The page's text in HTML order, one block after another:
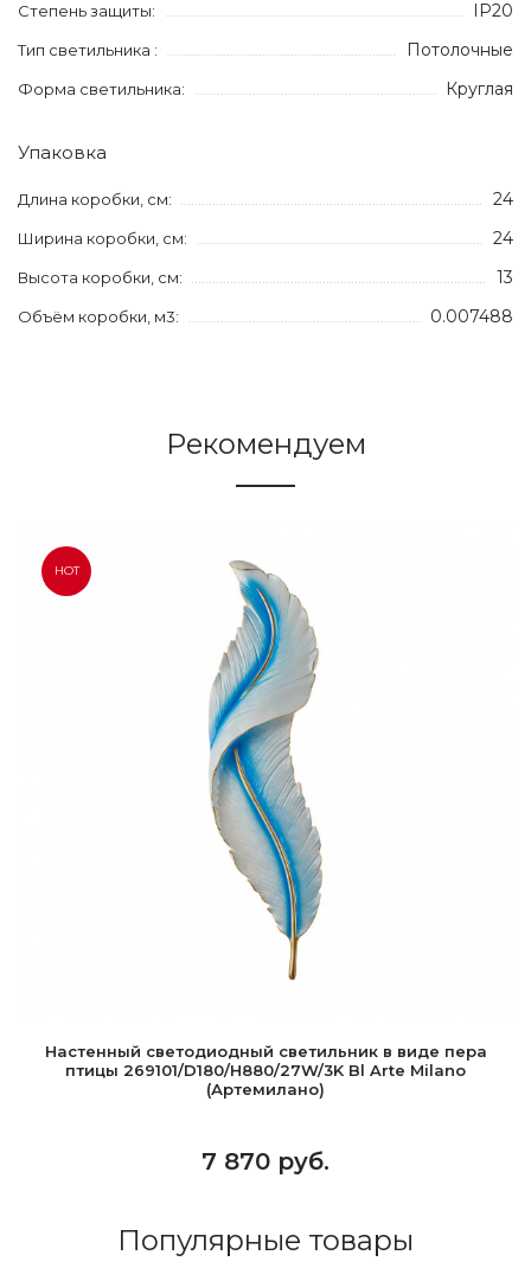
Степень защиты: IP20
Тип светильника : Потолочные
Форма светильника: Круглая
Упаковка
Длина коробки, см: 24
Ширина коробки, см: 24
Высота коробки, см: 13
Объём коробки, м3: 0.007488
Рекомендуем
HOT
Настенный светодиодный светильник в виде пера
птицы 269101/D180/H880/27W/3K Bl Arte Milano
(Артемилано)
7 870 руб.
Популярные товары